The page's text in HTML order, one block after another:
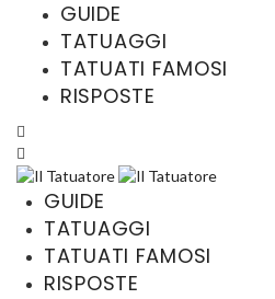
GUIDE
TATUAGGI
TATUATI FAMOSI
RISPOSTE
GUIDE
TATUAGGI
TATUATI FAMOSI
RISPOSTE